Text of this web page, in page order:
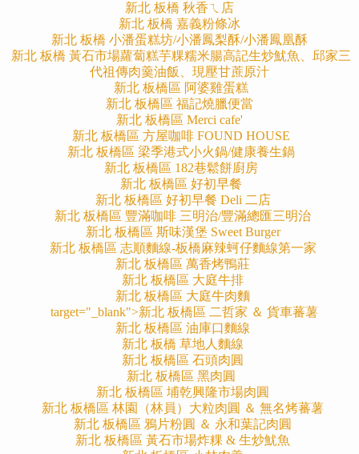
新北 板橋 秋香ㄟ店
新北 板橋 嘉義粉條冰
新北 板橋 小潘蛋糕坊/小潘鳳梨酥/小潘鳳凰酥
新北 板橋 黃石市場蘿蔔糕芋粿糯米腸高記生炒魷魚、邱家三
代祖傳肉羹油飯、現壓甘蔗原汁
新北 板橋區 阿婆雞蛋糕
新北 板橋區 福記燒臘便當
新北 板橋區 Merci cafe'
新北 板橋區 方屋咖啡 FOUND HOUSE
新北 板橋區 梁季港式小火鍋/健康養生鍋
新北 板橋區 182巷鬆餅廚房
新北 板橋區 好初早餐
新北 板橋區 好初早餐 Deli 二店
新北 板橋區 豐滿咖啡 三明治/豐滿總匯三明治
新北 板橋區 斯味漢堡 Sweet Burger
新北 板橋區 志順麵線-板橋麻辣蚵仔麵線第一家
新北 板橋區 萬香烤鴨莊
新北 板橋區 大庭牛排
新北 板橋區 大庭牛肉麵
target="_blank">新北 板橋區 二哲家 ＆ 貨車蕃薯
新北 板橋區 油庫口麵線
新北 板橋 草地人麵線
新北 板橋區 石頭肉圓
新北 板橋區 黑肉圓
新北 板橋區 埔乾興隆市場肉圓
新北 板橋區 林園（林員）大粒肉圓 ＆ 無名烤蕃薯
新北 板橋區 鴉片粉圓 ＆ 永和葉記肉圓
新北 板橋區 黃石市場炸粿 & 生炒魷魚